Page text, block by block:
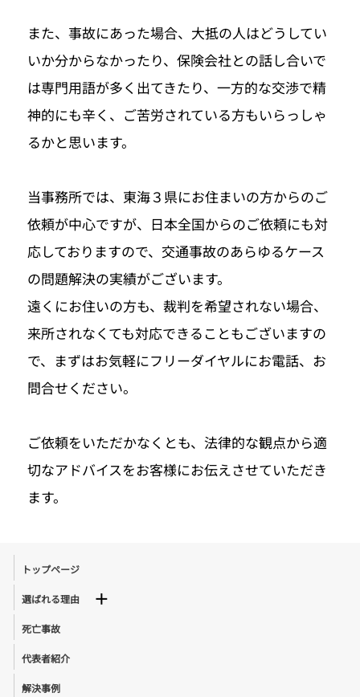
また、事故にあった場合、大抵の人はどうしてい
いか分からなかったり、保険会社との話し合いで
は専門用語が多く出てきたり、一方的な交渉で精
神的にも辛く、ご苦労されている方もいらっしゃ
るかと思います。
当事務所では、東海３県にお住まいの方からのご
依頼が中心ですが、日本全国からのご依頼にも対
応しておりますので、交通事故のあらゆるケース
の問題解決の実績がございます。
遠くにお住いの方も、裁判を希望されない場合、
来所されなくても対応できることもございますの
で、まずはお気軽にフリーダイヤルにお電話、お
問合せください。
ご依頼をいただかなくとも、法律的な観点から適
切なアドバイスをお客様にお伝えさせていただき
ます。
トップページ
選ばれる理由
死亡事故
代表者紹介
解決事例